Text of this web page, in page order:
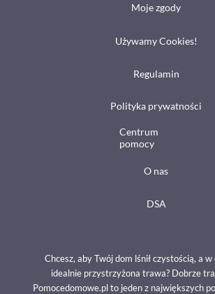
Moje zgody
Używamy Cookies!
Regulamin
Polityka prywatności
Centrum
pomocy
O nas
DSA
Chcesz, aby Twój dom lśnił czystością, a w
idealnie przystrzyżona trawa? Dobrze
Pomocedomowe.pl to jeden z największych